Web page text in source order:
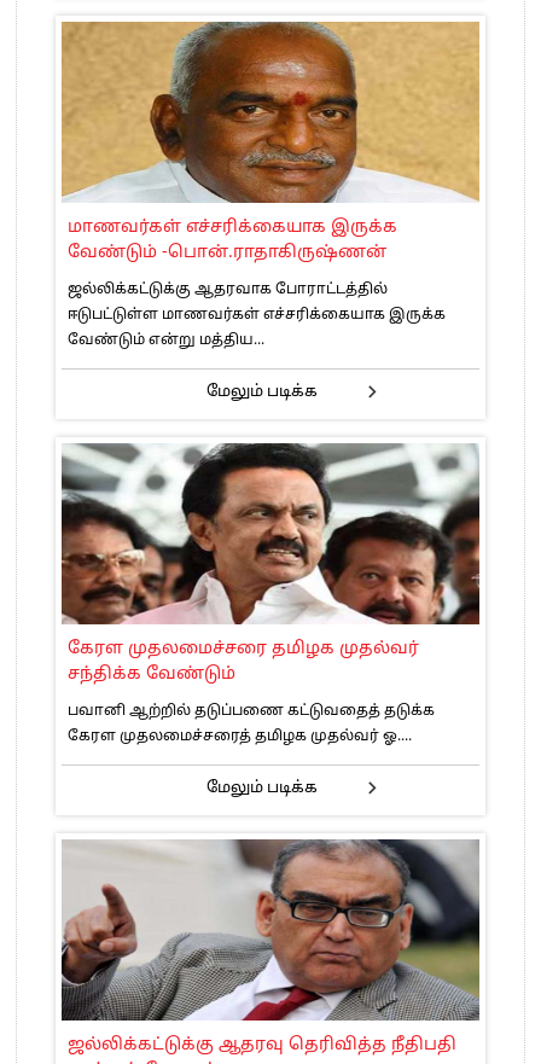
மாணவர்கள் எச்சரிக்கையாக இருக்க
வேண்டும் -பொன்.ராதாகிருஷ்ணன்
ஜல்லிக்கட்டுக்கு ஆதரவாக போராட்டத்தில்
ஈடுபட்டுள்ள மாணவர்கள் எச்சரிக்கையாக இருக்க
வேண்டும் என்று மத்திய...
மேலும் படிக்க
கேரள முதலமைச்சரை தமிழக முதல்வர்
சந்திக்க வேண்டும்
பவானி ஆற்றில் தடுப்பணை கட்டுவதைத் தடுக்க
கேரள முதலமைச்சரைத் தமிழக முதல்வர் ஓ....
மேலும் படிக்க
ஜல்லிக்கட்டுக்கு ஆதரவு தெரிவித்த நீதிபதி